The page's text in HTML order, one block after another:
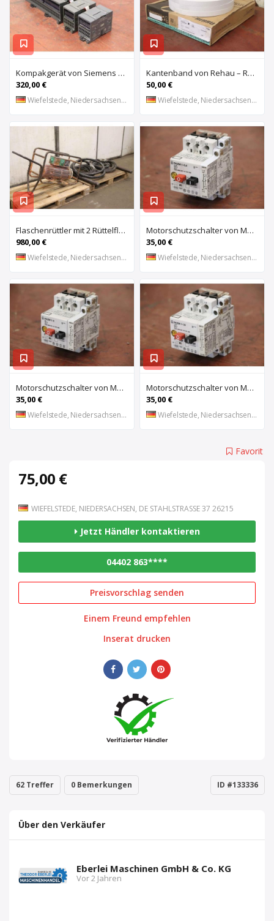
Kompakgerät von Siemens – 6ES7 216-2AD22-OXBO 6ES 221-1BF22-OXAO
320,00 €
Wiefelstede, Niedersachsen, DE
Kantenband von Rehau – Raukantex FP 28/1 97556
50,00 €
Wiefelstede, Niedersachsen, DE
Flaschenrüttler mit 2 Rüttelflaschen von Wacker – FU-4/200SW
980,00 €
Wiefelstede, Niedersachsen, DE
Motorschutzschalter von Moeller – PKZM 1-0,4
35,00 €
Wiefelstede, Niedersachsen, DE
Motorschutzschalter von Moeller – PKZM 1-6
35,00 €
Wiefelstede, Niedersachsen, DE
Motorschutzschalter von Moeller – PKZM 1-1,6
35,00 €
Wiefelstede, Niedersachsen, DE
Favorit
75,00 €
WIEFELSTEDE, NIEDERSACHSEN, DE STAHLSTRASSE 37 26215
Jetzt Händler kontaktieren
04402 863****
Preisvorschlag senden
Einem Freund empfehlen
Inserat drucken
62 Treffer 0 Bemerkungen ID #133336
Über den Verkäufer
Eberlei Maschinen GmbH & Co. KG
Vor 2 Jahren